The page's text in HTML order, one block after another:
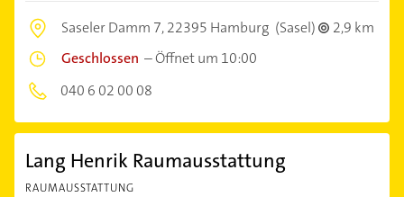
Saseler Damm 7,22395 Hamburg (Sasel)
2,9 km
Geschlossen –Öffnet um 10:00
040 6 02 00 08
Lang Henrik Raumausstattung
RAUMAUSSTATTUNG